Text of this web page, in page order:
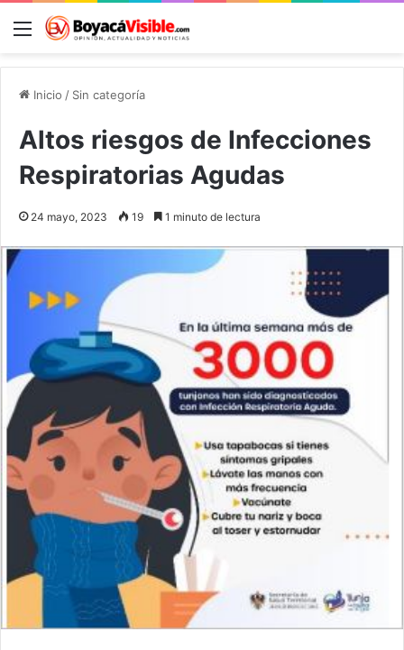
Menú
Inicio / Sin categoría
Altos riesgos de Infecciones
Respiratorias Agudas
24 mayo, 2023 19 1 minuto de lectura